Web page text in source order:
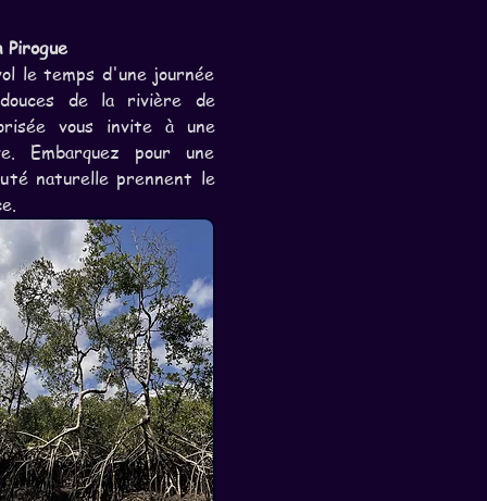
le temps d'une journée
de la rivière de
vous invite à une
Embarquez pour une
naturelle prennent le